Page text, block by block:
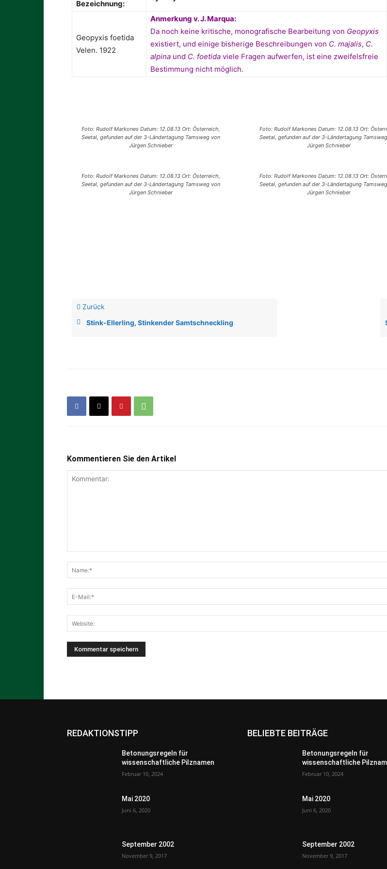
Bezeichnung:
Geopyxis foetida
Velen. 1922
Anmerkung v. J. Marqua:
Da noch keine kritische, monografische Bearbeitung von Geopyxis
existiert, und einige bisherige Beschreibungen von C. majalis, C.
alpina und C. foetida viele Fragen aufwerfen, ist eine zweifelsfreie
Bestimmung nicht möglich.
Foto: Rudolf Markones Datum: 12.08.13 Ort: Österreich,
Seetal, gefunden auf der 3-Ländertagung Tamsweg von
Jürgen Schnieber
Foto: Rudolf Markones Datum: 12.08.13 Ort:
Seetal, gefunden auf der 3-Ländertagung
Jürgen Schnieber
Foto: Rudolf Markones Datum: 12.08.13 Ort: Österreich,
Seetal, gefunden auf der 3-Ländertagung Tamsweg von
Jürgen Schnieber
Foto: Rudolf Markones Datum: 12.08.13 Ort:
Seetal, gefunden auf der 3-Ländertagung
Jürgen Schnieber
Zurück
Stink-Ellerling, Stinkender Samtschneckling
Kommentieren Sie den Artikel
REDAKTIONSTIPP
Betonungsregeln für
wissenschaftliche Pilznamen
Februar 10, 2024
Mai 2020
Juni 6, 2020
September 2002
November 9, 2017
BELIEBTE BEITRÄGE
Betonungsregeln für
wissenschaftliche
Februar 10, 2024
Mai 2020
Juni 6, 2020
September 2002
November 9, 2017